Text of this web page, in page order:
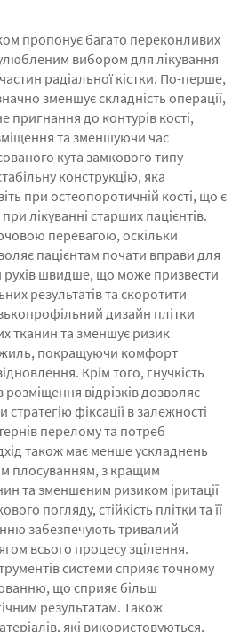
пропонує багато переконливих
вибором для лікування
радіальної кістки. По-перше,
зменшує складність операції,
пригнання до контурів кості,
та зменшуючи час
кута замкового типу
конструкцію, яка
при остеопоротичній кості, що є
лікуванні старших пацієнтів.
перевагою, оскільки
пацієнтам почати вправи для
рухів швидше, що може призвести
результатів та скоротити
дизайн плітки
тканин та зменшує ризик
покращуючи комфорт
Крім того, гнучкість
відрізків дозволяє
фіксації в залежності
перелому та потреб
також має менше ускладнень
плосуванням, з кращим
та зменшеним ризиком іритації
погляду, стійкість плітки та її
забезпечують тривалий
всього процесу зцілення.
системи сприяє точному
що сприяє більш
результатам. Також
які використовуються,